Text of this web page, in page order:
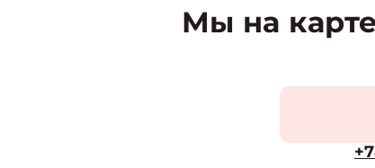
Мы на